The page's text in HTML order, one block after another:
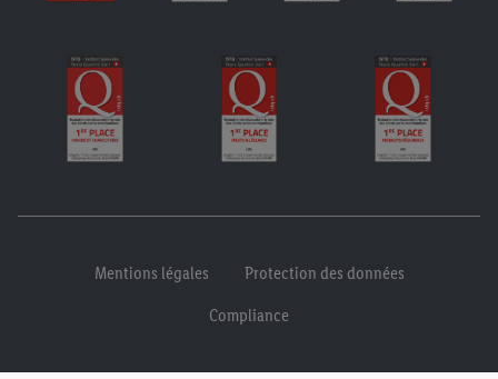
Mentions légales
Protection des données
Compliance